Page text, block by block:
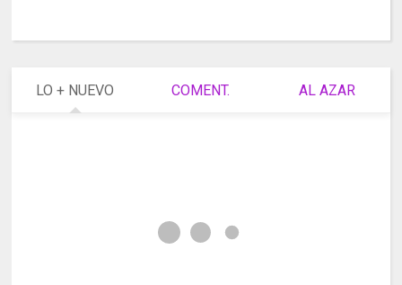
LO + NUEVO COMENT. AL AZAR